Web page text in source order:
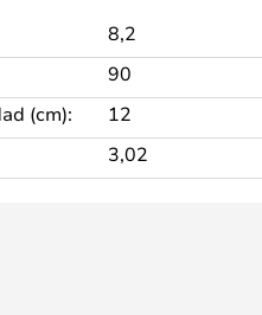
8,2
90
(cm):
12
3,02